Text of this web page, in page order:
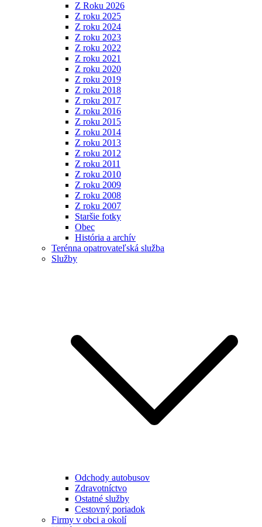
Z Roku 2026
Z roku 2025
Z roku 2024
Z roku 2023
Z roku 2022
Z roku 2021
Z roku 2020
Z roku 2019
Z roku 2018
Z roku 2017
Z roku 2016
Z roku 2015
Z roku 2014
Z roku 2013
Z roku 2012
Z roku 2011
Z roku 2010
Z roku 2009
Z roku 2008
Z roku 2007
Staršie fotky
Obec
História a archív
Terénna opatrovateľská služba
Služby
Odchody autobusov
Zdravotníctvo
Ostatné služby
Cestovný poriadok
Firmy v obci a okolí